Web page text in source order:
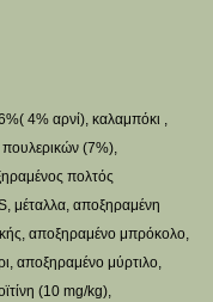
4% αρνί), καλαμπόκι ,
πουλερικών (7%),
πολτός
μέταλλα, αποξηραμένη
αποξηραμένο μπρόκολο,
αποξηραμένο μύρτιλο,
(10 mg/kg),